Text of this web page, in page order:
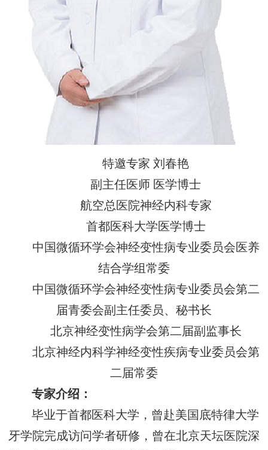
特邀专家 刘春艳
副主任医师 医学博士
航空总医院神经内科专家
首都医科大学医学博士
中国微循环学会神经变性病专业委员会医养
结合学组常委
中国微循环学会神经变性病专业委员会第二
届青委会副主任委员、秘书长
北京神经变性病学会第二届副监事长
北京神经内科学神经变性疾病专业委员会第
二届常委
专家介绍：
毕业于首都医科大学，曾赴美国底特律大学
牙学院完成访问学者研修，曾在北京天坛医院深